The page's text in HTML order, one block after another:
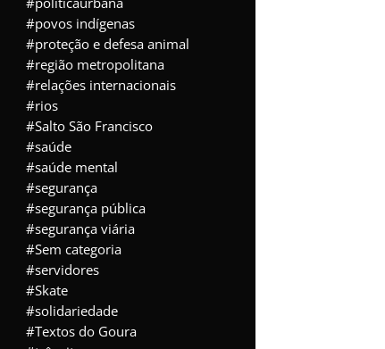
povos indígenas
proteção e defesa animal
região metropolitana
relações internacionais
rios
Salto São Francisco
saúde
saúde mental
segurança
segurança pública
segurança viária
Sem categoria
servidores
Skate
solidariedade
Textos do Goura